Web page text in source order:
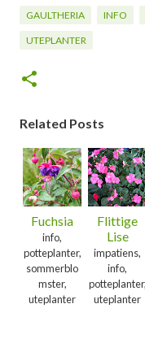
GAULTHERIA INFO
UTEPLANTER
Related Posts
Fuchsia
info,
potteplanter,
sommerblo
mster,
uteplanter
Flittige
Lise
impatiens,
info,
potteplanter,
uteplanter